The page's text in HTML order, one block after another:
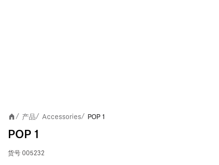
/ 产品/ Accessories/ POP 1
POP 1
货号 005232